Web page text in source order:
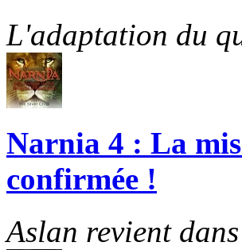
L'adaptation du
Narnia 4 : La
confirmée !
Aslan revient